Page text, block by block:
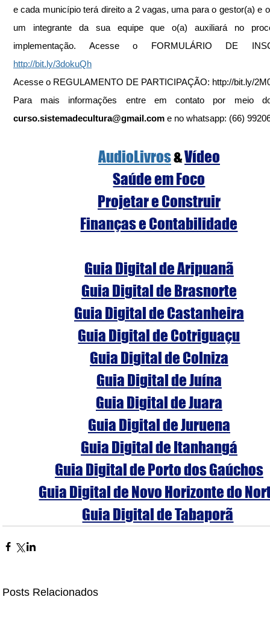
e cada município terá direito a 2 vagas, uma para o gestor(a) e
um integrante da sua equipe que o(a) auxiliará no
http://bit.ly/3dokuQh
Acesse o REGULAMENTO DE PARTICIPAÇÃO: http://bit.ly/
curso.sistemadecultura@gmail.com e no whatsapp: (66)
AudioLivros & Vídeo
Saúde em Foco
Projetar e Construir
Finanças e Contabilidade
Guia Digital de Aripuanã
Guia Digital de Brasnorte
Guia Digital de Castanheira
Guia Digital de Cotriguaçu
Guia Digital de Colniza
Guia Digital de Juína
Guia Digital de Juara
Guia Digital de Juruena
Guia Digital de Itanhangá
Guia Digital de Porto dos Gaúchos
Guia Digital de Novo Horizonte do
Guia Digital de Tabaporã
Posts Relacionados